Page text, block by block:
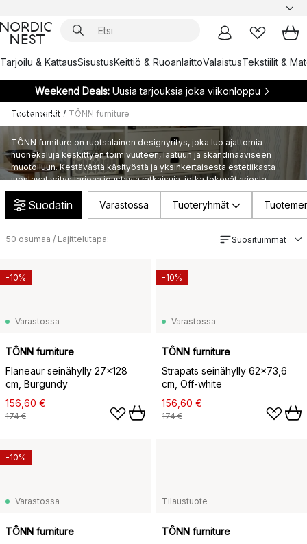
Tarjoilu & KattausSisustusKeittiö & RuoanlaittoValaistusTekstiilit &
Weekend Deals:Uusia tarjouksia joka viikonloppu
Tuotemerkit / TÔNN furniture
TÔNN furniture
TÔNN furniture on ruotsalainen designyritys, joka luo ajattomia
huonekaluja keskittyen toimivuuteen, laatuun ja skandinaaviseen
muotoiluun. Kestävästä käsityöstä ja yksinkertaisesta estetiikasta
juontavat yritys tarjoaa joustavia ratkaisuja, jotka tekevät arjesta
kotona sekä kauniimpaa että käytännöllisempää.
Suodatin Varastossa Tuoteryhmät
50 osumaa / Lajittelutapa: Suosituimmat
Varastossa
TÔNN furniture
Flaneaur seinähylly 27x128
cm, Burgundy
156,60 €
174 €
-10%
Varastossa
TÔNN furniture
Strapats seinähylly 62x73,6
cm, Off-white
156,60 €
174 €
-10%
Varastossa
TÔNN furniture
-10%
Tilaustuote
TÔNN furniture